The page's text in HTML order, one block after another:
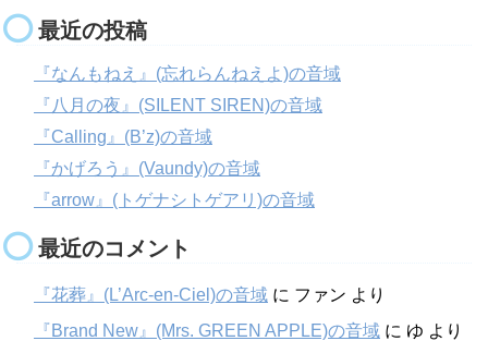
最近の投稿
『なんもねえ』(忘れらんねえよ)の音域
『八月の夜』(SILENT SIREN)の音域
『Calling』(B’z)の音域
『かげろう』(Vaundy)の音域
『arrow』(トゲナシトゲアリ)の音域
最近のコメント
『花葬』(L’Arc-en-Ciel)の音域 に ファン より
『Brand New』(Mrs. GREEN APPLE)の音域 に ゆ より